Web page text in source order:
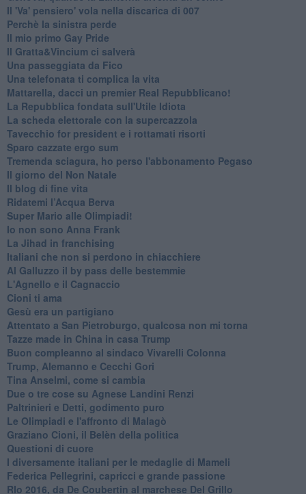
Il 'Va' pensiero' vola nella discarica di 007
Perchè la sinistra perde
Il mio primo Gay Pride
Il Gratta&Vincium ci salverà
Una passeggiata da Fico
Una telefonata ti complica la vita
Mattarella, dacci un premier Real Repubblicano!
La Repubblica fondata sull'Utile Idiota
La scheda elettorale con la supercazzola
Tavecchio for president e i rottamati risorti
Sparo cazzate ergo sum
Tremenda sciagura, ho perso l'abbonamento Pegaso
Il giorno del Non Natale
Il blog di fine vita
​Ridatemi l’Acqua Berva
Super Mario alle Olimpiadi!
Io non sono Anna Frank
​La Jihad in franchising
Italiani che non si perdono in chiacchiere
Al Galluzzo il by pass delle bestemmie
L'Agnello e il Cagnaccio
Cioni ti ama
​Gesù era un partigiano
Attentato a San Pietroburgo, qualcosa non mi torna
Tazze made in China in casa Trump
Buon compleanno al sindaco Vivarelli Colonna
Trump, Alemanno e Cecchi Gori
Tina Anselmi, come si cambia
Due o tre cose su Agnese Landini Renzi
Paltrinieri e Detti, godimento puro
Le Olimpiadi e l'affronto di Malagò
Graziano Cioni, il Belèn della politica
Questioni di cuore
I diversamente italiani per le medaglie di Mameli
Federica Pellegrini, capricci e grande passione
RIo 2016, da De Coubertin al marchese Del Grillo